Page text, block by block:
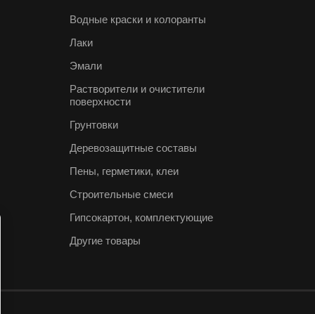
Водные краски и колоранты
Лаки
Эмали
Растворители и очистители
поверхности
Грунтовки
Деревозащитные составы
Пены, герметики, клеи
Строительные смеси
Гипсокартон, комплектующие
Другие товары